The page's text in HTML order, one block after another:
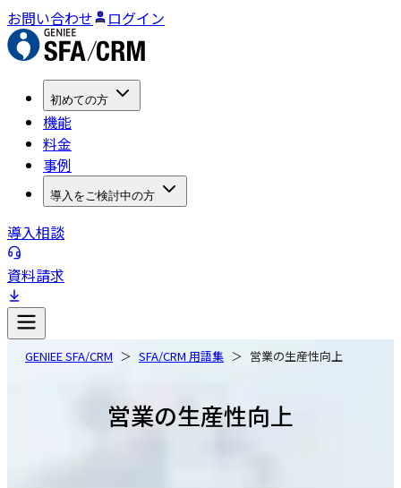
お問い合わせ ログイン
初めての方
機能
料金
事例
導入をご検討中の方
導入相談
資料請求
GENIEE SFA/CRM SFA/CRM 用語集 営業の生産性向上
営業の生産性向上